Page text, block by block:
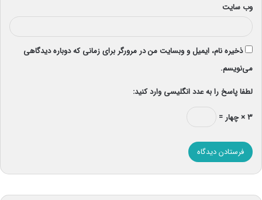
وب‌ سایت
ذخیره نام، ایمیل و وبسایت من در مرورگر برای زمانی که دوباره دیدگاهی
می‌نویسم.
لطفا پاسخ را به عدد انگلیسی وارد کنید:
۳ × چهار =